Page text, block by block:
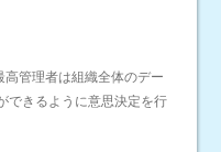
管理者は組織全体のデー
できるように意思決定を行